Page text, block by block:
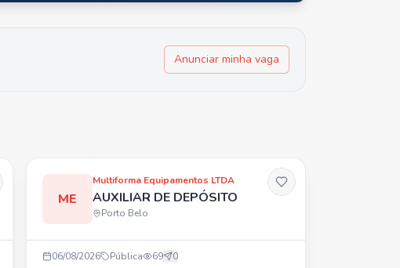
Anunciar minha vaga
ME
Multiforma Equipamentos LTDA
AUXILIAR DE DEPÓSITO
Porto Belo
06/08/2026 Pública 69 0